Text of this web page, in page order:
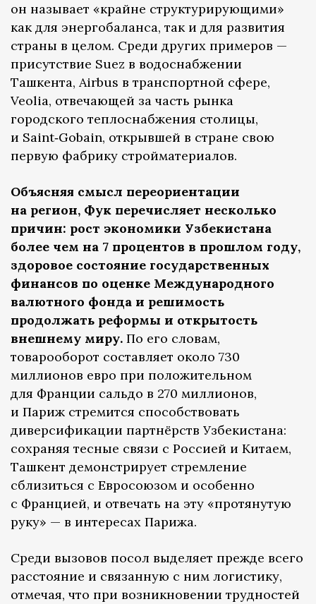
он называет «крайне структурирующими»
как для энергобаланса, так и для развития
страны в целом. Среди других примеров —
присутствие Suez в водоснабжении
Ташкента, Airbus в транспортной сфере,
Veolia, отвечающей за часть рынка
городского теплоснабжения столицы,
и Saint‑Gobain, открывшей в стране свою
первую фабрику стройматериалов.
Объясняя смысл переориентации
на регион, Фук перечисляет несколько
причин: рост экономики Узбекистана
более чем на 7 процентов в прошлом году,
здоровое состояние государственных
финансов по оценке Международного
валютного фонда и решимость
продолжать реформы и открытость
внешнему миру. По его словам,
товарооборот составляет около 730
миллионов евро при положительном
для Франции сальдо в 270 миллионов,
и Париж стремится способствовать
диверсификации партнёрств Узбекистана:
сохраняя тесные связи с Россией и Китаем,
Ташкент демонстрирует стремление
сблизиться с Евросоюзом и особенно
с Францией, и отвечать на эту «протянутую
руку» — в интересах Парижа.
Среди вызовов посол выделяет прежде всего
расстояние и связанную с ним логистику,
отмечая, что при возникновении трудностей